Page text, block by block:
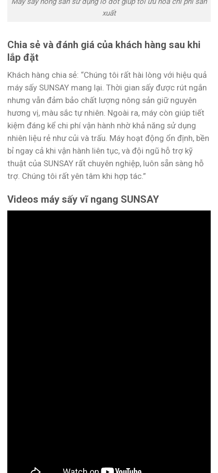
xuất
Chia sẻ và đánh giá của khách hàng sau khi
lắp đặt
Khách hàng chia sẻ: “Chúng tôi rất hài lòng với hiệu quả
máy sấy SUNSAY mang lại. Thời gian sấy được rút ngắn
nhưng vẫn đảm bảo chất lượng nông sản giữ nguyên
hương vị, màu sắc tự nhiên. Ngoài ra, máy còn giúp tiết
kiệm đáng kể chi phí vận hành nhờ khả năng sử dụng
nhiên liệu rẻ như củi và trấu. Máy hoạt động ổn định, bền
bỉ ngay cả khi vận hành liên tục, và đội ngũ hỗ trợ kỹ
thuật của SUNSAY rất chuyên nghiệp, luôn sẵn sàng hỗ
trợ. Chúng tôi rất yên tâm khi hợp tác.”
Videos máy sấy vĩ ngang SUNSAY